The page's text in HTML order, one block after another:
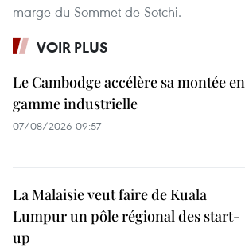
marge du Sommet de Sotchi.
VOIR PLUS
Le Cambodge accélère sa montée en
gamme industrielle
07/08/2026 09:57
La Malaisie veut faire de Kuala
Lumpur un pôle régional des start-
up